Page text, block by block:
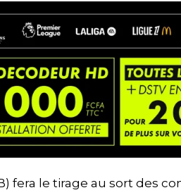
fera le tirage au sort des